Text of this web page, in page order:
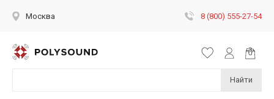
Москва 8 (800) 555-27-54
Найти